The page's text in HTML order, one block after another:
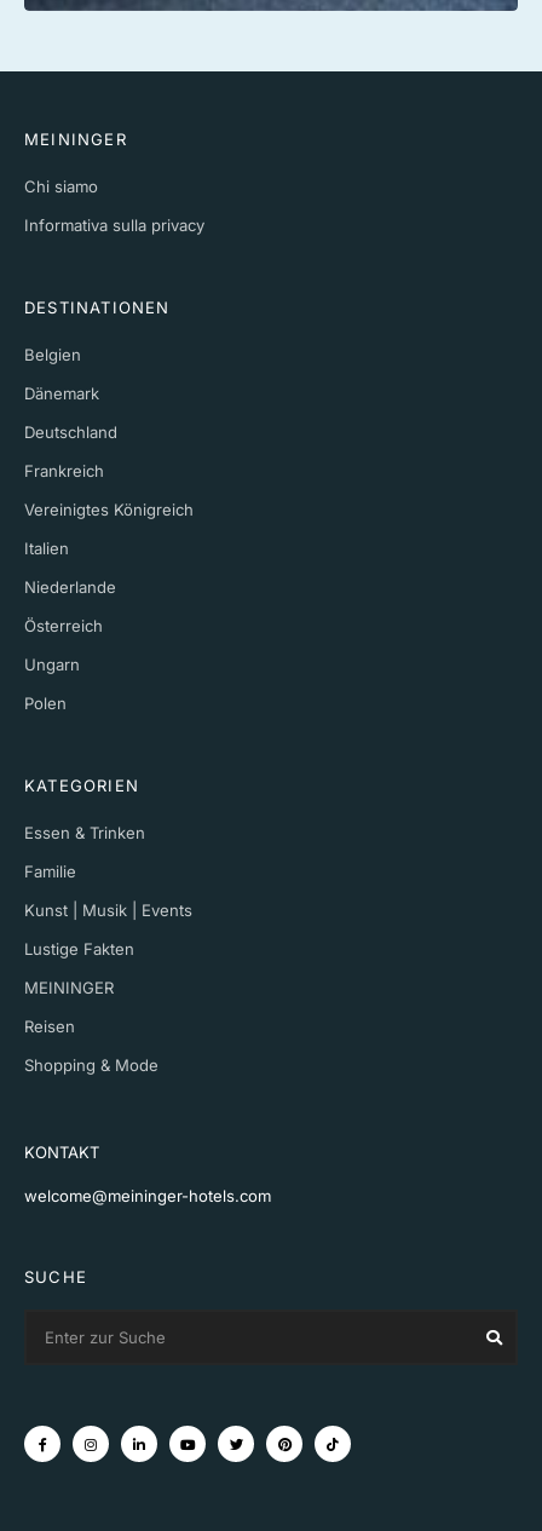
MEININGER
Chi siamo
Informativa sulla privacy
DESTINATIONEN
Belgien
Dänemark
Deutschland
Frankreich
Vereinigtes Königreich
Italien
Niederlande
Österreich
Ungarn
Polen
KATEGORIEN
Essen & Trinken
Familie
Kunst | Musik | Events
Lustige Fakten
MEININGER
Reisen
Shopping & Mode
KONTAKT
welcome@meininger-hotels.com
SUCHE
for: